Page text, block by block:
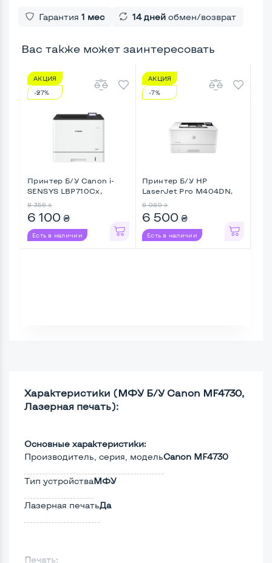
Гарантия 1 мес 14 дней обмен/возврат
Вас также может заинтересовать
АКЦИЯ
-27%
Принтер Б/У Canon i-
SENSYS LBP710Cx,
8 356 ₴
6 100 ₴
Есть в наличии
АКЦИЯ
-7%
Принтер Б/У HP
LaserJet Pro M404DN,
6 989 ₴
6 500 ₴
Есть в наличии
Характеристики (МФУ Б/У Canon MF4730,
Лазерная печать):
Основные характеристики:
Производитель, серия, модельCanon MF4730
Тип устройстваМФУ
Лазерная печатьДа
Печать: